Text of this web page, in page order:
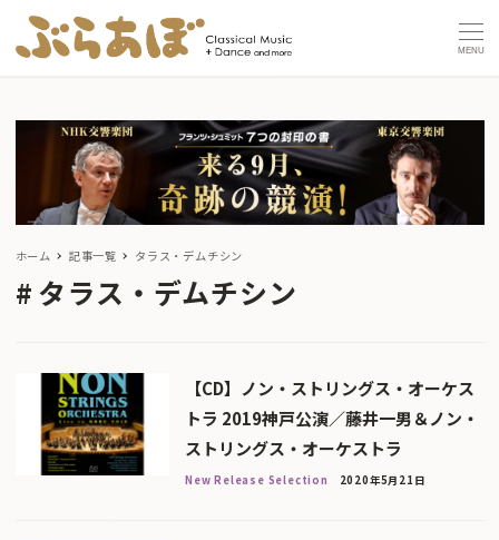
MENU
ホーム 記事一覧 タラス・デムチシン
タラス・デムチシン
【CD】ノン・ストリングス・オーケス
トラ 2019神戸公演／藤井一男＆ノン・
ストリングス・オーケストラ
New Release Selection 2020年5月21日